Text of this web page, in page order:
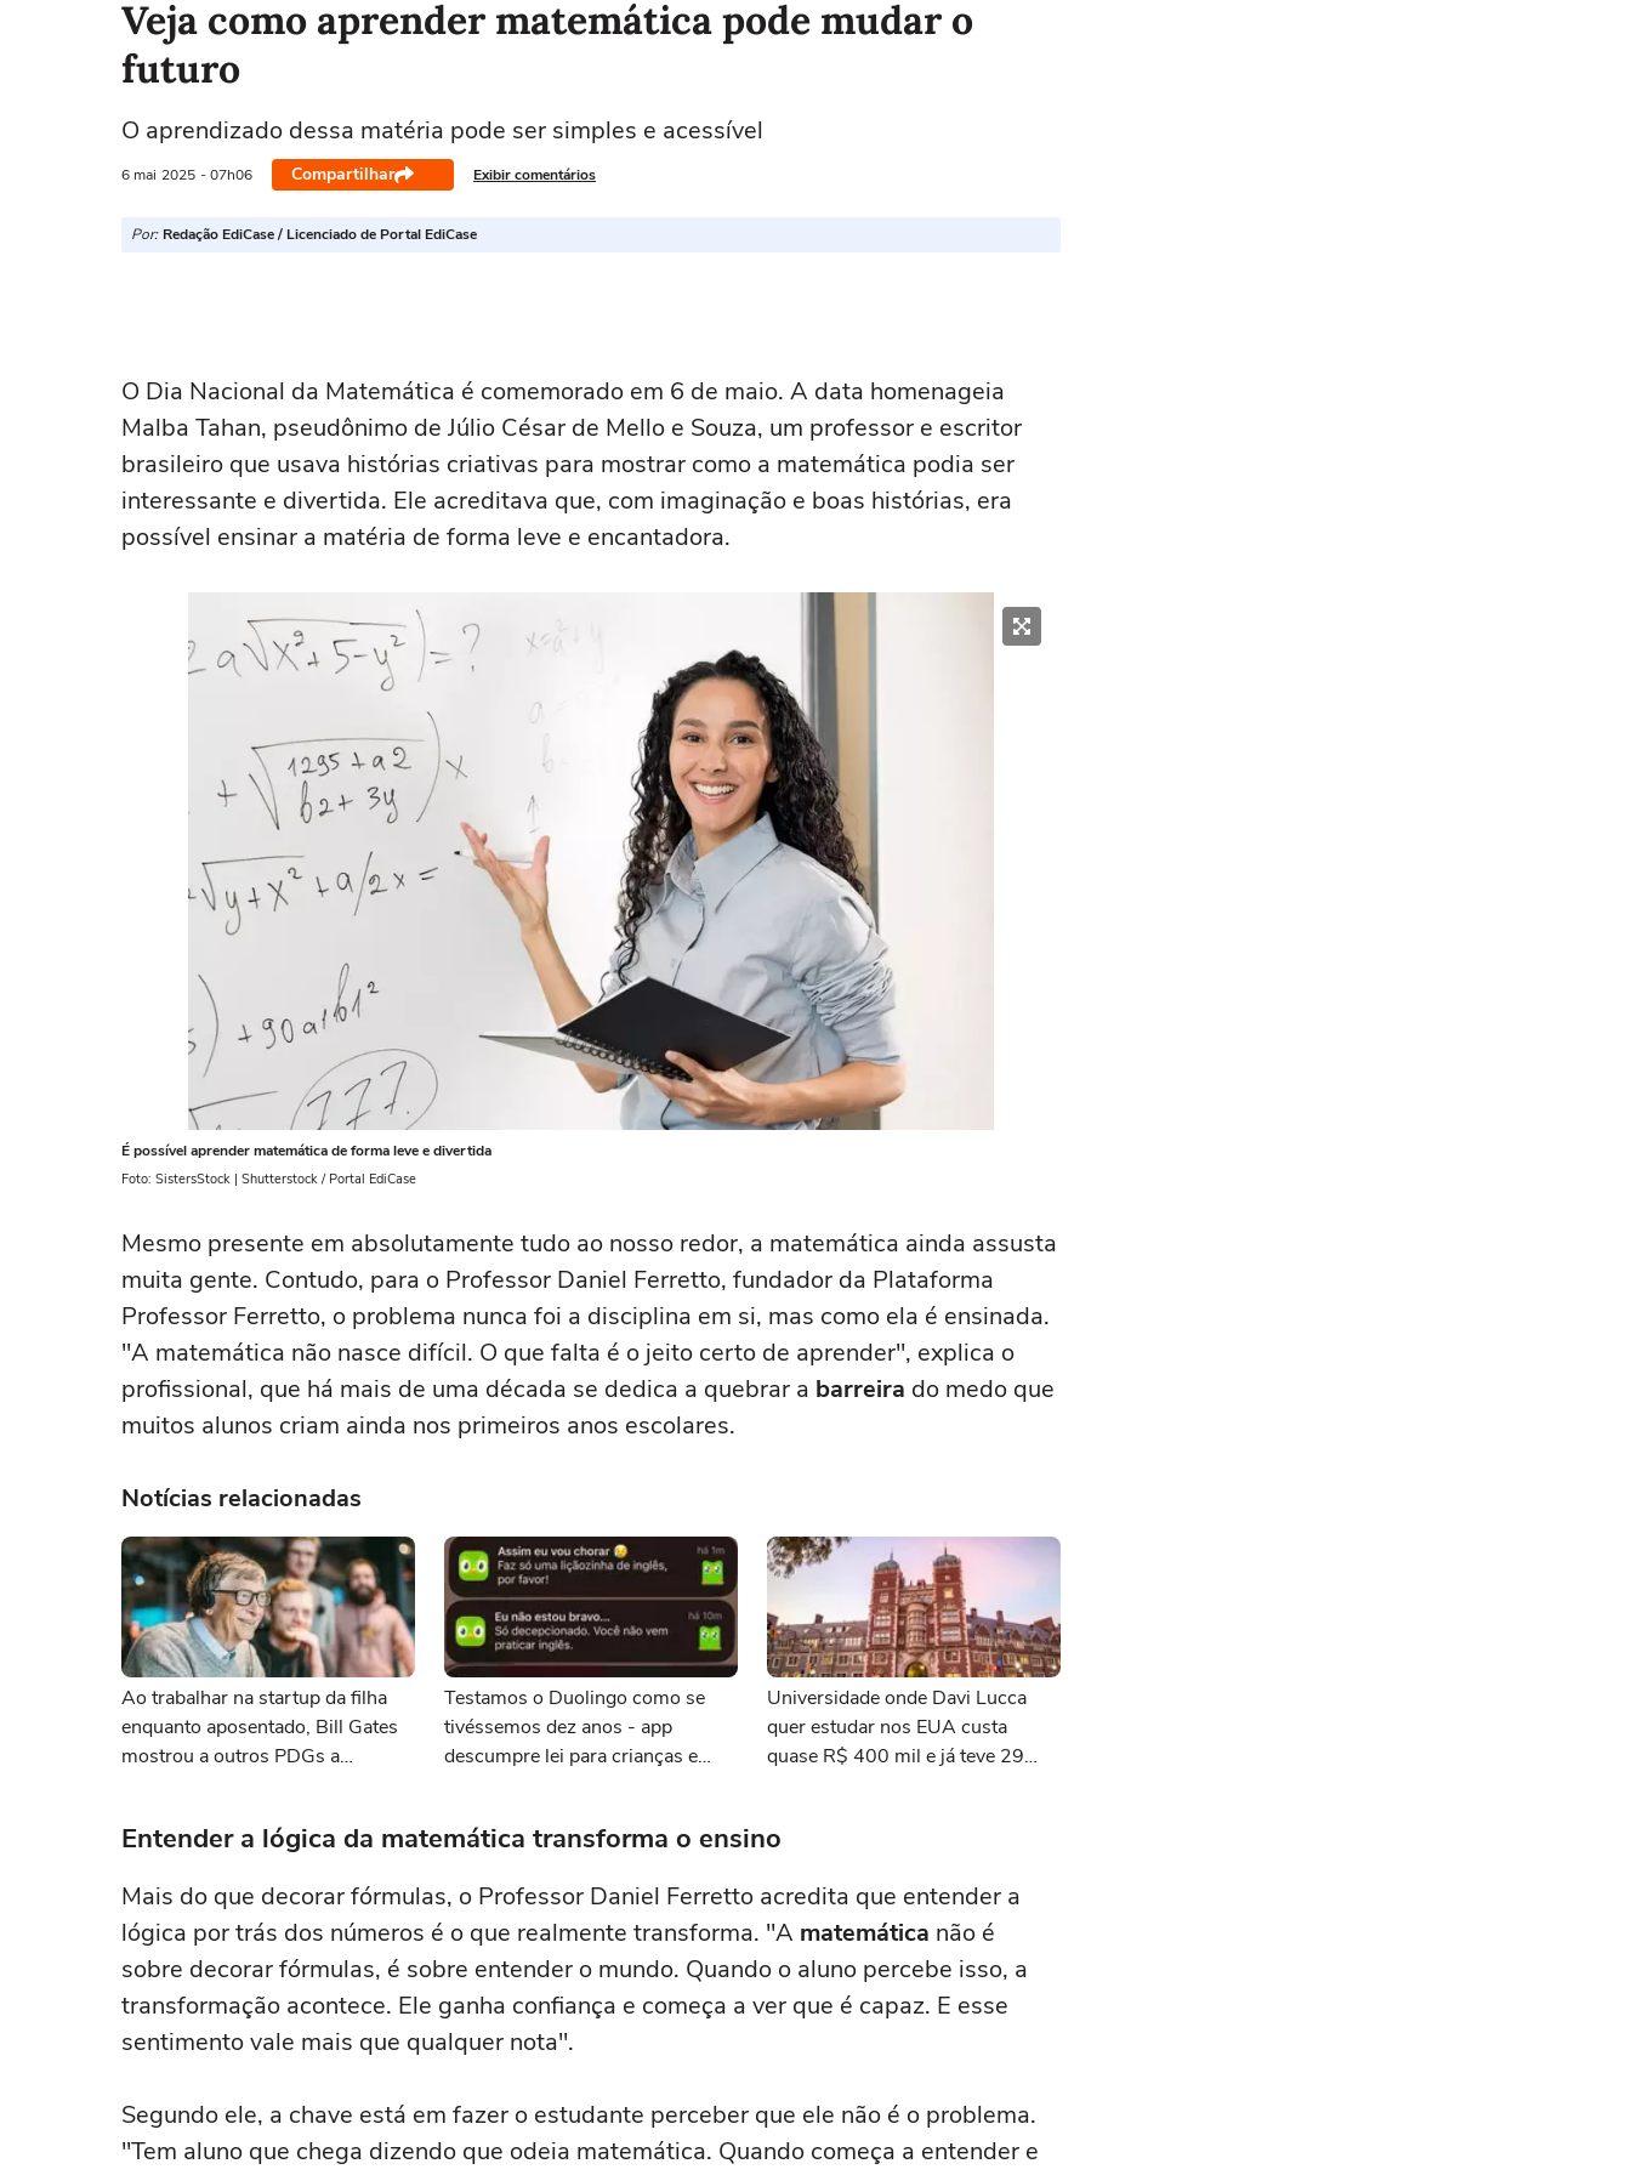
Veja como aprender matemática pode mudar o
futuro
O aprendizado dessa matéria pode ser simples e acessível
6 mai 2025 - 07h06 Compartilhar Exibir comentários
Por: Redação EdiCase / Licenciado de Portal EdiCase
O Dia Nacional da Matemática é comemorado em 6 de maio. A data homenageia
Malba Tahan, pseudônimo de Júlio César de Mello e Souza, um professor e escritor
brasileiro que usava histórias criativas para mostrar como a matemática podia ser
interessante e divertida. Ele acreditava que, com imaginação e boas histórias, era
possível ensinar a matéria de forma leve e encantadora.
É possível aprender matemática de forma leve e divertida
Foto: SistersStock | Shutterstock / Portal EdiCase
Mesmo presente em absolutamente tudo ao nosso redor, a matemática ainda assusta
muita gente. Contudo, para o Professor Daniel Ferretto, fundador da Plataforma
Professor Ferretto, o problema nunca foi a disciplina em si, mas como ela é ensinada.
"A matemática não nasce difícil. O que falta é o jeito certo de aprender", explica o
profissional, que há mais de uma década se dedica a quebrar a barreira do medo que
muitos alunos criam ainda nos primeiros anos escolares.
Notícias relacionadas
Ao trabalhar na startup da filha
enquanto aposentado, Bill Gates
mostrou a outros PDGs a
Testamos o Duolingo como se
tivéssemos dez anos - app
descumpre lei para crianças e
Universidade onde Davi Lucca
quer estudar nos EUA custa
quase R$ 400 mil e já teve 29
Entender a lógica da matemática transforma o ensino
Mais do que decorar fórmulas, o Professor Daniel Ferretto acredita que entender a
lógica por trás dos números é o que realmente transforma. "A matemática não é
sobre decorar fórmulas, é sobre entender o mundo. Quando o aluno percebe isso, a
transformação acontece. Ele ganha confiança e começa a ver que é capaz. E esse
sentimento vale mais que qualquer nota".
Segundo ele, a chave está em fazer o estudante perceber que ele não é o problema.
"Tem aluno que chega dizendo que odeia matemática. Quando começa a entender e